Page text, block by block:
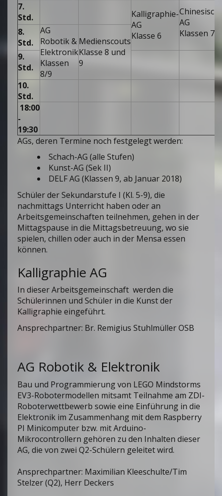
7.
Std.
Kalligraphie-
AG
Klasse 6
Chinesisch
AG
Klassen 7
8.
Std.
AG
Robotik &
Elektronik
Klassen
8/9
Medienscouts
Klasse 8 und
9
9.
Std.
10.
Std.
18:00
-
19:30
AGs, deren Termine noch festgelegt werden:
Schach-AG (alle Stufen)
Kunst-AG (Sek II)
DELF AG (Klassen 9, ab Januar 2018)
Schüler der Sekundarstufe I (Kl. 5-9), die
nachmittags Unterricht haben oder an
Arbeitsgemeinschaften teilnehmen, gehen in der
Mittagspause in die Mittagsbetreuung, wo sie
spielen, chillen oder auch in der Mensa essen
können.
Kalligraphie AG
In dieser Arbeitsgemeinschaft werden die
Schülerinnen und Schüler in die Kunst der
Kalligraphie eingeführt.
Ansprechpartner: Br. Remigius Stuhlmüller OSB
AG Robotik & Elektronik
Bau und Programmierung von LEGO Mindstorms
EV3-Robotermodellen mitsamt Teilnahme am ZDI-
Roboterwettbewerb sowie eine Einführung in die
Elektronik im Zusammenhang mit dem Raspberry
PI Minicomputer bzw. mit Arduino-
Mikrocontrollern gehören zu den Inhalten dieser
AG, die von zwei Q2-Schülern geleitet wird.
Ansprechpartner: Maximilian Kleeschulte/Tim
Stelzer (Q2), Herr Deckers